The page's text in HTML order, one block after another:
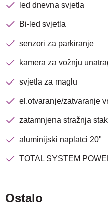
led dnevna svjetla
Bi-led svjetla
senzori za parkiranje
kamera za vožnju
svjetla za maglu
el.otvaranje/zatvaranje
zatamnjena stražnja
aluminijski naplatci 20"
TOTAL SYSTEM
Ostalo